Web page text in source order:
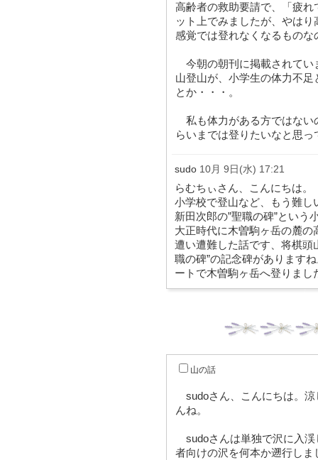
高齢者の救助要請で、「疲
ット上でみましたが、やは
感覚では登れなくなるものな
今朝の朝刊に掲載されてい
山登山が、小学生の体力不
とか・・・。
私も体力がある方ではない
らいまでは登りたいなと思っ
sudo 10月 9日(水) 17:21
らむちぃさん、こんにちは。
小学校で登山など、もう難し
新田次郎の”聖職の碑”という
大正時代に木曽駒ヶ岳の麓
遭い遭難した話です、将棋頭
職の碑”の記念碑があります
ートで木曽駒ヶ岳へ登りまし
山の話
sudoさん、こんにちは。涼
んね。
sudoさんは単独で沢に入渓
者向けの沢を何本か遡行し